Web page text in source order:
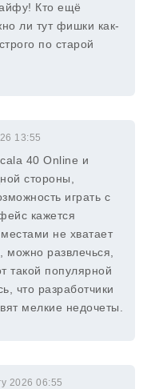
Кто ещё
ли тут фишки как-
по старой
13:55
40 Online и
стороны,
играть с
кажется
не хватает
можно развлечься,
такой популярной
что разработчики
мелкие недочеты.
2026 06:55